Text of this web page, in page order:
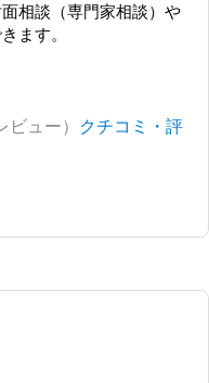
相談（専門家相談）や
ます。
ビュー）
クチコミ・評